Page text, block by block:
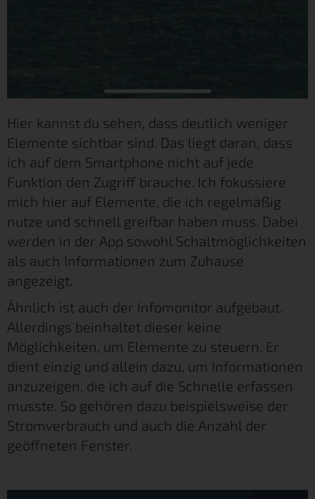
Hier kannst du sehen, dass deutlich weniger
Elemente sichtbar sind. Das liegt daran, dass
ich auf dem Smartphone nicht auf jede
Funktion den Zugriff brauche. Ich fokussiere
mich hier auf Elemente, die ich regelmäßig
nutze und schnell greifbar haben muss. Dabei
werden in der App sowohl Schaltmöglichkeiten
als auch Informationen zum Zuhause
angezeigt.
Ähnlich ist auch der Infomonitor aufgebaut.
Allerdings beinhaltet dieser keine
Möglichkeiten, um Elemente zu steuern. Er
dient einzig und allein dazu, um Informationen
anzuzeigen, die ich auf die Schnelle erfassen
musste. So gehören dazu beispielsweise der
Stromverbrauch und auch die Anzahl der
geöffneten Fenster.